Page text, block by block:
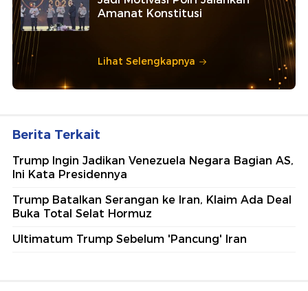
Amanat Konstitusi
Lihat Selengkapnya
Berita Terkait
Trump Ingin Jadikan Venezuela Negara Bagian AS,
Ini Kata Presidennya
Trump Batalkan Serangan ke Iran, Klaim Ada Deal
Buka Total Selat Hormuz
Ultimatum Trump Sebelum 'Pancung' Iran